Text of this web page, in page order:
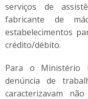
serviços de
fabricante de
estabelecimentos
crédito/débito.
Para o Ministério
denúncia de
caracterizavam